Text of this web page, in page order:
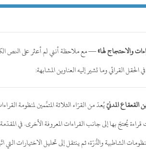
والاحتجاج لها»— مع ملاحظة أنني لم أعثر على النص
القرائي وما تشير إليه العناوين المشابهة:
القعقاع المدنيّيُعدّ من القرّاء الثلاثة المتمَّمين لمنظومة
يُحتجّ بها إلى جانب القراءات المعروفة الأخرى. في
الشاطبية والدُّرّة، ثم ينتقل إلى تحليل الاختيارات التي